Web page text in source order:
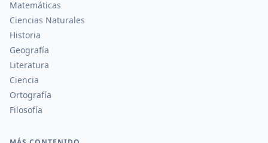
Matemáticas
Ciencias Naturales
Historia
Geografía
Literatura
Ciencia
Ortografía
Filosofía